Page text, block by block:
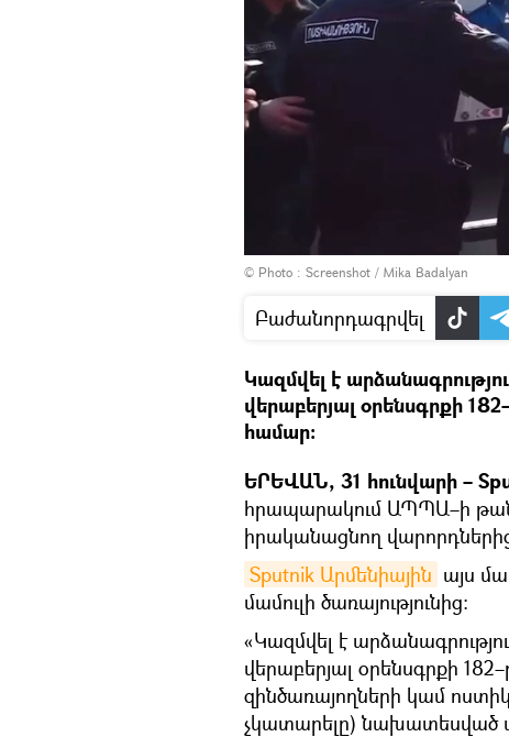
© Photo : Screenshot / Mika Badalyan
Բաժանորդագրվել
Կազմվել է
վերաբերյալ օրենսգրքի
համար։
ԵՐԵՎԱՆ, 31 հունվարի –
հրապարակում ԱՊՊԱ–ի
իրականացնող
Sputnik Արմենիային այս
մամուլի ծառայությունից։
«Կազմվել է
վերաբերյալ օրենսգրքի
զինծառայողների կամ
չկատարելը) նախատեսված